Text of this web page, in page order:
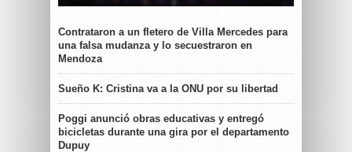
Contrataron a un fletero de Villa Mercedes para
una falsa mudanza y lo secuestraron en
Mendoza
Sueño K: Cristina va a la ONU por su libertad
Poggi anunció obras educativas y entregó
bicicletas durante una gira por el departamento
Dupuy